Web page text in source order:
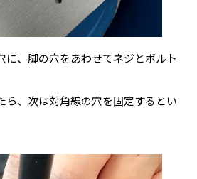
、脚の穴をあわせてネジとボルト
、次は対角線の穴を固定するとい